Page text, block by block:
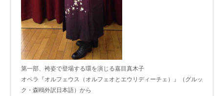
第一部、袴姿で登場する環を演じる嘉目真木子
オペラ『オルフェウス（オルフェオとエウリディーチェ）』（グルッ
ク・森鴎外訳日本語）から